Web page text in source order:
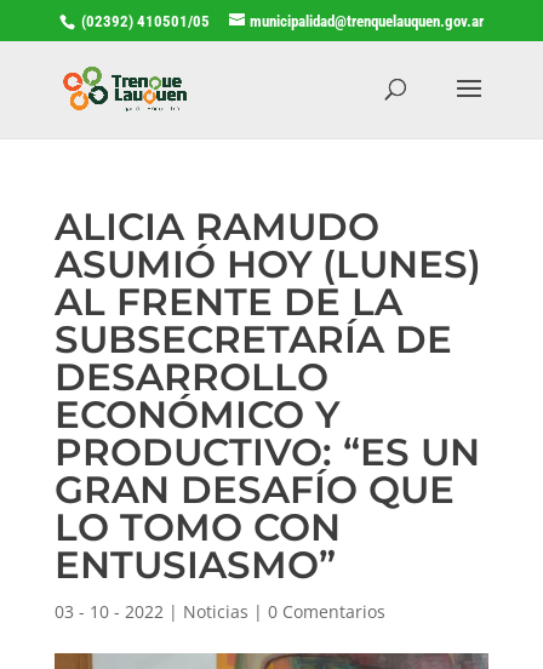
(02392) 410501/05 municipalidad@trenquelauquen.gov.ar
ALICIA RAMUDO
ASUMIÓ HOY (LUNES)
AL FRENTE DE LA
SUBSECRETARÍA DE
DESARROLLO
ECONÓMICO Y
PRODUCTIVO: “ES UN
GRAN DESAFÍO QUE
LO TOMO CON
ENTUSIASMO”
03 - 10 - 2022 | Noticias | 0 Comentarios